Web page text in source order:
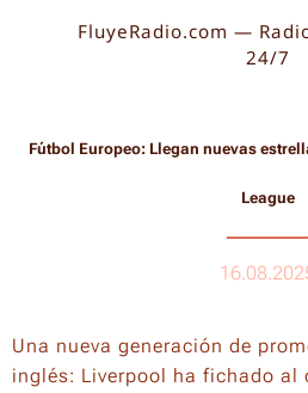
FluyeRadio.com —
24/7
Fútbol Europeo: Llegan nuevas
League
Una nueva generación de
inglés: Liverpool ha fichado al